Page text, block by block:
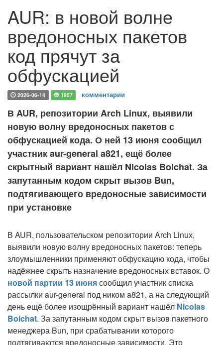
AUR: в новой волне
вредоносных пакетов
код прячут за
обфускацией
2026-06-14 1957 комментарии
В AUR, репозитории Arch Linux, выявили
новую волну вредоносных пакетов с
обфускацией кода. О ней 13 июня сообщил
участник aur-general a821, ещё более
скрытный вариант нашёл Nicolas Boichat. За
запутанным кодом скрыт вызов Bun,
подтягивающего вредоносные зависимости
при установке
В AUR, пользовательском репозитории Arch Linux,
выявили новую волну вредоносных пакетов: теперь
злоумышленники применяют обфускацию кода, чтобы
надёжнее скрыть назначение вредоносных вставок. О
новой партии 13 июнясообщил участник списка
рассылки aur-general под ником a821, а на следующий
день ещё более изощрённый вариант нашёл Nicolas
Boichat. За запутанным кодом скрыт вызов пакетного
менеджера Bun, при срабатывании которого
подтягиваются вредоносные зависимости. Это